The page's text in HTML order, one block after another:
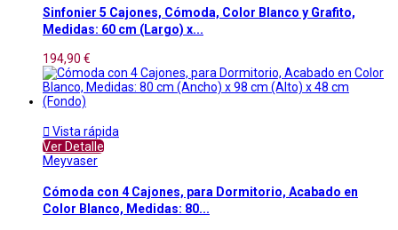
Sinfonier 5 Cajones, Cómoda, Color Blanco y Grafito,
Medidas: 60 cm (Largo) x...
194,90 €
 Vista rápida
Ver Detalle
Meyvaser
Cómoda con 4 Cajones, para Dormitorio, Acabado en
Color Blanco, Medidas: 80...